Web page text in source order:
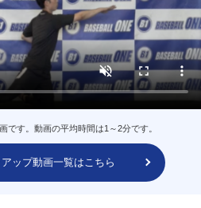
です。動画の平均時間は1～2分です。
ップ動画一覧はこちら